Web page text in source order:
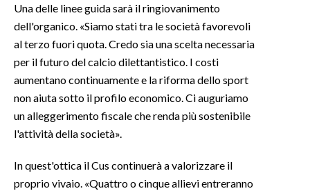
#CARAUNIONE
INSULARITÀ
INFO AZIENDE
ANNUNCI
NECROLOGI
Una delle linee guida sarà il ringiovanimento
dell'organico. «Siamo stati tra le società favorevoli
al terzo fuori quota. Credo sia una scelta necessaria
per il futuro del calcio dilettantistico. I costi
aumentano continuamente e la riforma dello sport
non aiuta sotto il profilo economico. Ci auguriamo
un alleggerimento fiscale che renda più sostenibile
l'attività della società».
In quest'ottica il Cus continuerà a valorizzare il
proprio vivaio. «Quattro o cinque allievi entreranno